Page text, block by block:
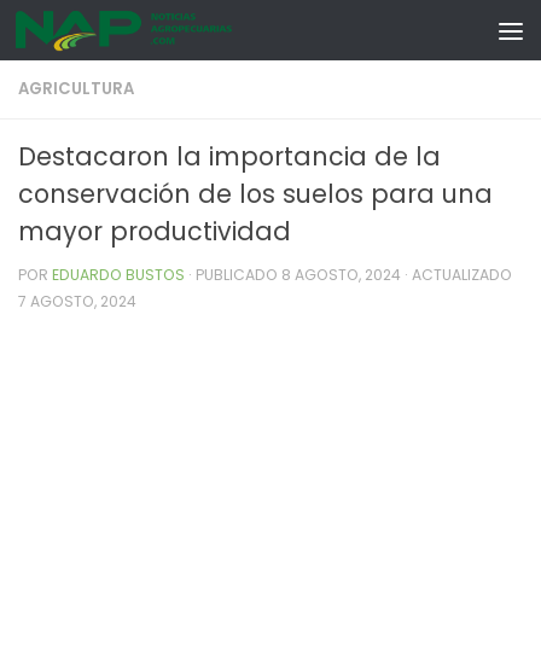
Skip to content
AGRICULTURA
Destacaron la importancia de la
conservación de los suelos para una
mayor productividad
POR EDUARDO BUSTOS · PUBLICADO 8 AGOSTO, 2024 · ACTUALIZADO
7 AGOSTO, 2024